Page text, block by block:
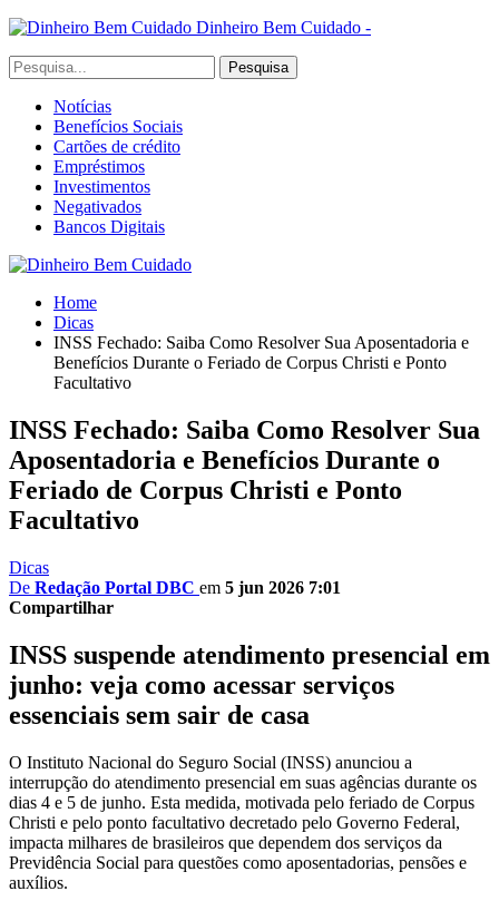
Dinheiro Bem Cuidado -
Notícias
Benefícios Sociais
Cartões de crédito
Empréstimos
Investimentos
Negativados
Bancos Digitais
Home
Dicas
INSS Fechado: Saiba Como Resolver Sua Aposentadoria e
Benefícios Durante o Feriado de Corpus Christi e Ponto
Facultativo
INSS Fechado: Saiba Como Resolver Sua
Aposentadoria e Benefícios Durante o
Feriado de Corpus Christi e Ponto
Facultativo
Dicas
De Redação Portal DBC em 5 jun 2026 7:01
Compartilhar
INSS suspende atendimento presencial em
junho: veja como acessar serviços
essenciais sem sair de casa
O Instituto Nacional do Seguro Social (INSS) anunciou a
interrupção do atendimento presencial em suas agências durante os
dias 4 e 5 de junho. Esta medida, motivada pelo feriado de Corpus
Christi e pelo ponto facultativo decretado pelo Governo Federal,
impacta milhares de brasileiros que dependem dos serviços da
Previdência Social para questões como aposentadorias, pensões e
auxílios.